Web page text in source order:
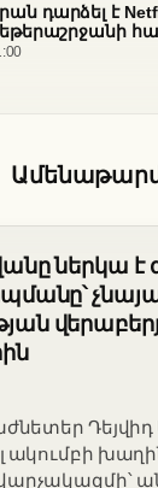
դարձել է
եթերաշրջանի
ներկա է
ակումբի